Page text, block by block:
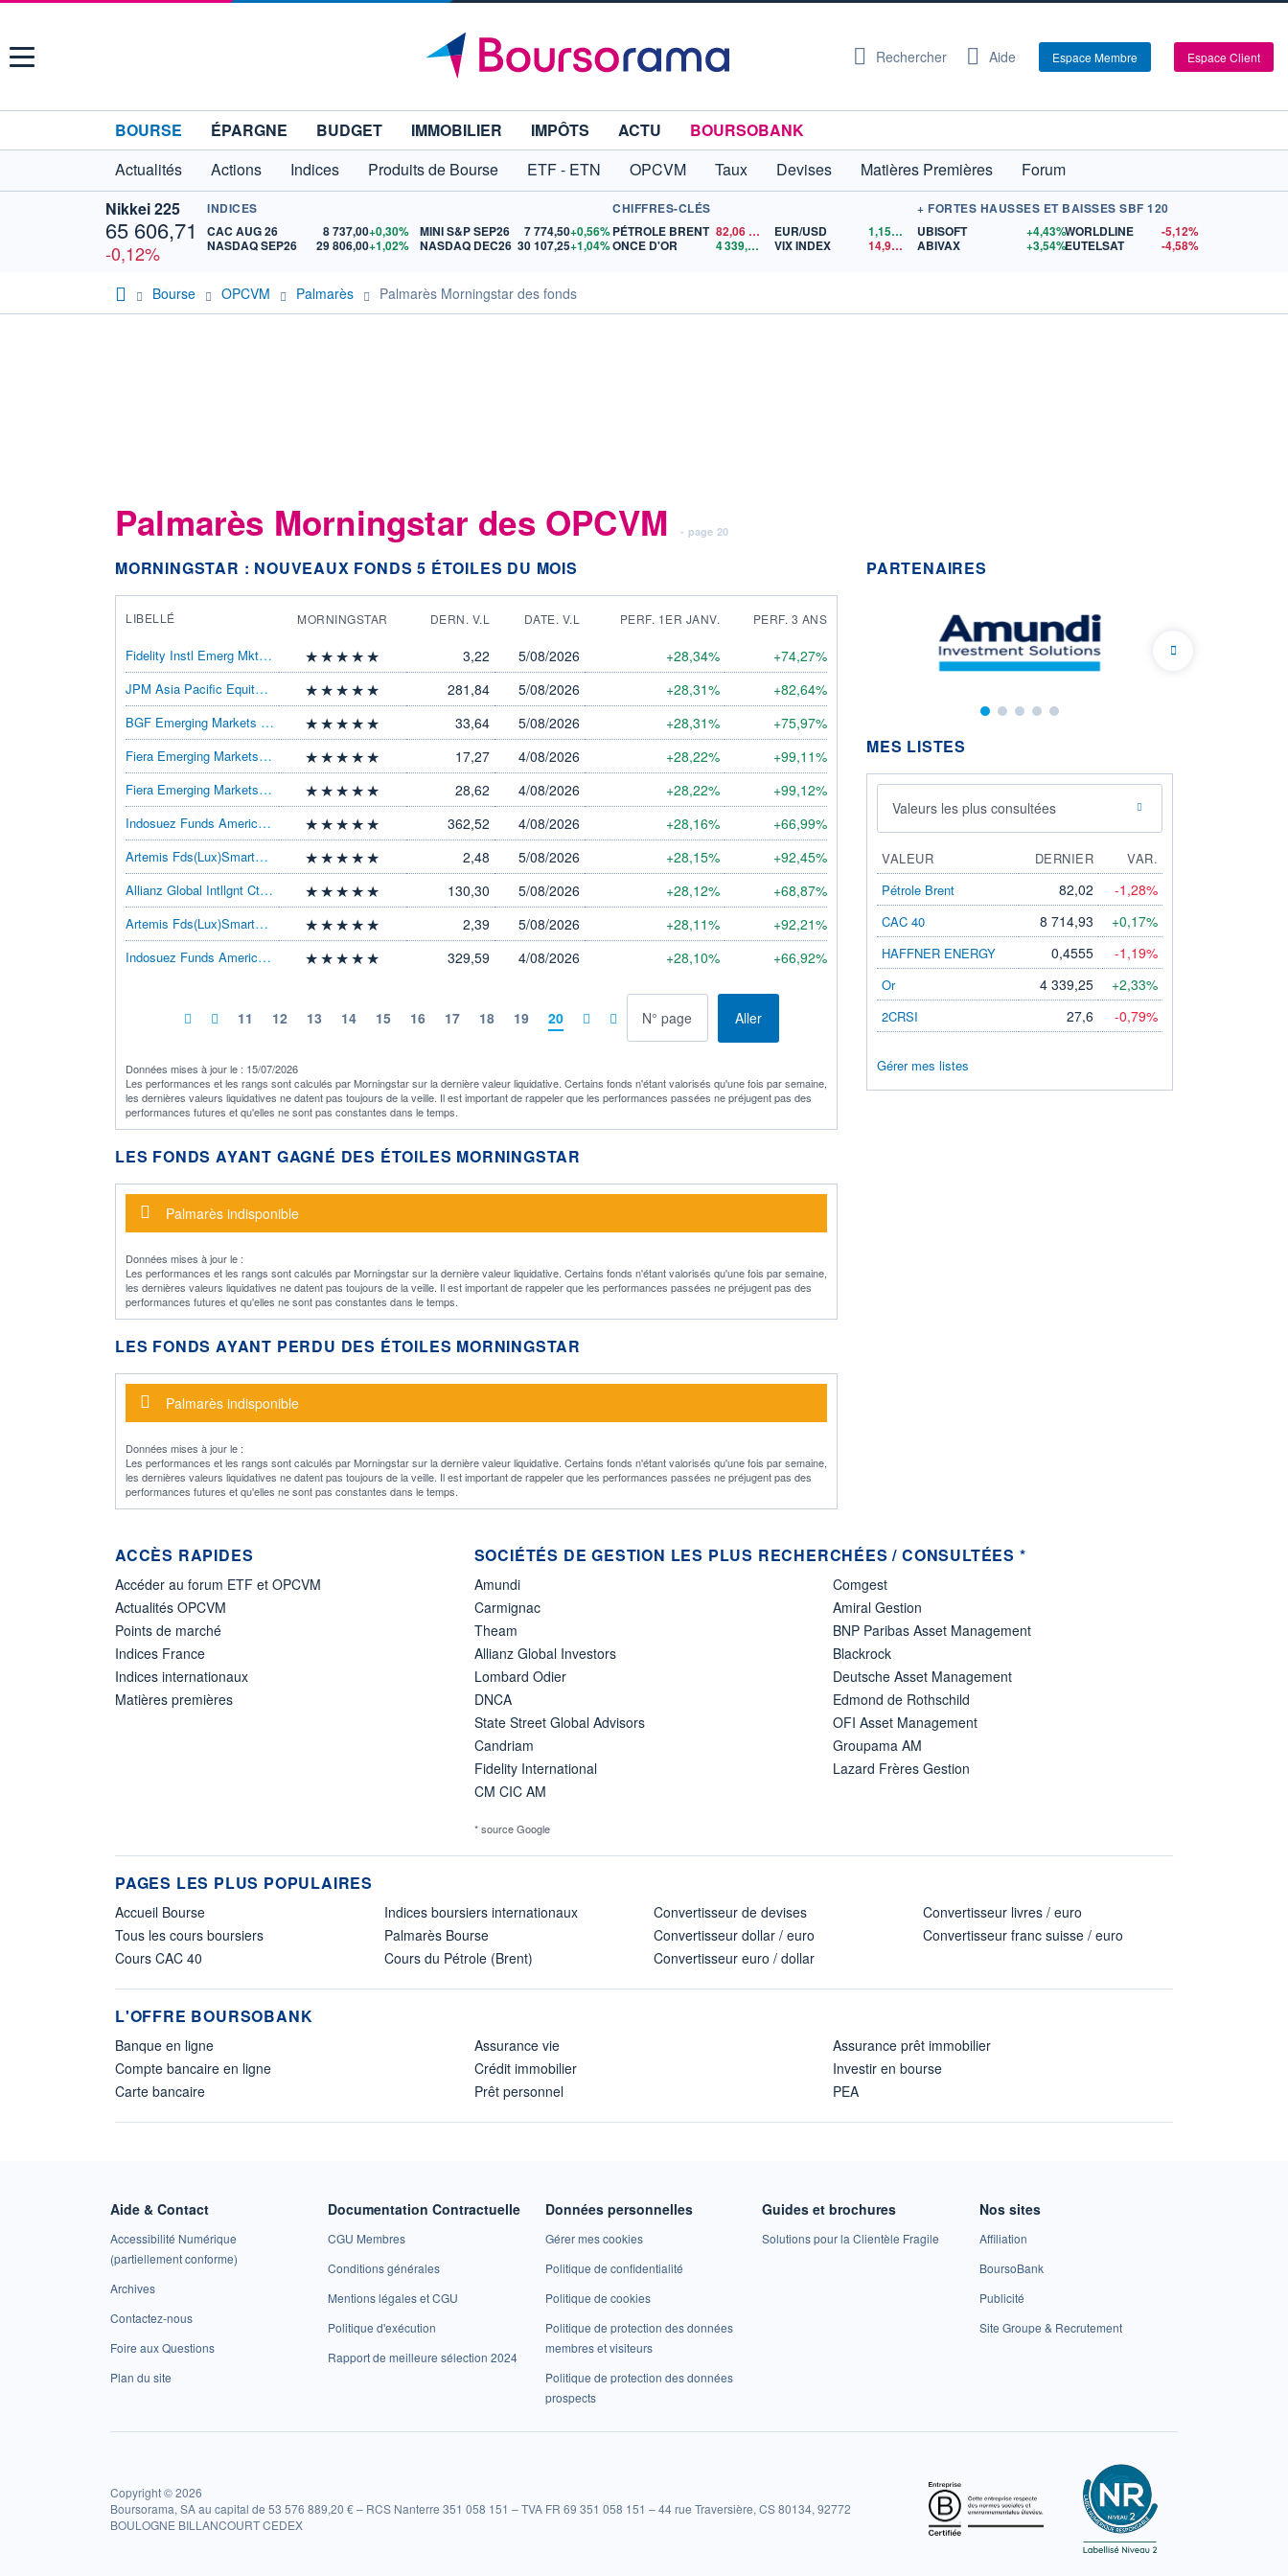
Menu Rechercher Aide Espace Membre Espace Client
BOURSE ÉPARGNE BUDGET IMMOBILIER IMPÔTS ACTU
BOURSOBANK
Actualités
Actions Indices Produits de Bourse ETF - ETN OPCVM Taux Devises Matières Premières
Forum
Nikkei 225
65 606,71
-0,12%
INDICES
CAC AUG 26
8 737,00+0,30%
NASDAQ SEP26
29 806,00+1,02%
MINI S&P SEP26 7 774,50+0,56%
NASDAQ DEC26 30 107,25+1,04%
CHIFFRES-CLÉS
PÉTROLE BRENT 82,06
ONCE D'OR
4 339,25 $US
EUR/USD 1,1557
$US
VIX INDEX
14,91$US
+ FORTES HAUSSES ET BAISSES SBF 120
UBISOFT
+4,43%
ABIVAX
+3,54%
WORLDLINE
-5,12%
EUTELSAT
-4,58%
Bourse OPCVM Palmarès Palmarès Morningstar des fonds
Palmarès Morningstar des OPCVM - page 20
MORNINGSTAR : NOUVEAUX FONDS 5 ÉTOILES DU MOIS
LIBELLÉ MORNINGSTAR DERN. V.L DATE. V.L PERF. 1ER JANV. PERF. 3 ANS
Fidelity Instl Emerg Mkts Retail Acc 3,22 5/08/2026 +28,34%
+74,27%
JPM Asia Pacific Equity C dist USD
281,84 5/08/2026 +28,31%
+82,64%
BGF Emerging Markets Eq Inc D2
33,64 5/08/2026 +28,31%
+75,97%
Fiera Emerging Markets Fund B Inc
17,27 4/08/2026 +28,22%
+99,11%
Fiera Emerging Markets Fund B Acc
28,62 4/08/2026 +28,22%
+99,12%
Indosuez Funds America Small&Mid Caps P
362,52 4/08/2026 +28,16%
+66,99%
Artemis Fds(Lux)SmartGARP GlblEM Eq IUSD
2,48 5/08/2026 +28,15%
+92,45%
Allianz Global Intllgnt Cts IncBMf2USD
130,30 5/08/2026 +28,12%
+68,87%
Artemis Fds(Lux)SmartGARP GlblEM Eq BUSD
2,39 5/08/2026 +28,11%
+92,21%
Indosuez Funds America Small&Mid Caps PE
329,59 4/08/2026 +28,10% +66,92%
11 12 13 14 15 16 17 18 19 20 Allerà la page
Données mises à jour le : 15/07/2026
Les performances et les rangs sont calculés par Morningstar sur la dernière valeur liquidative. Certains fonds n'étant valorisés qu'une fois par semaine,
les dernières valeurs liquidatives ne datent pas toujours de la veille. Il est important de rappeler que les performances passées ne préjugent pas des
performances futures et qu'elles ne sont pas constantes dans le temps.
LES FONDS AYANT GAGNÉ DES ÉTOILES MORNINGSTAR
Message d'alerte
Palmarès indisponible
Données mises à jour le :
Les performances et les rangs sont calculés par Morningstar sur la dernière valeur liquidative. Certains fonds n'étant valorisés qu'une fois par semaine,
les dernières valeurs liquidatives ne datent pas toujours de la veille. Il est important de rappeler que les performances passées ne préjugent pas des
performances futures et qu'elles ne sont pas constantes dans le temps.
LES FONDS AYANT PERDU DES ÉTOILES MORNINGSTAR
Message d'alerte
Palmarès indisponible
Données mises à jour le :
Les performances et les rangs sont calculés par Morningstar sur la dernière valeur liquidative. Certains fonds n'étant valorisés qu'une fois par semaine,
les dernières valeurs liquidatives ne datent pas toujours de la veille. Il est important de rappeler que les performances passées ne préjugent pas des
performances futures et qu'elles ne sont pas constantes dans le temps.
PARTENAIRES
MES LISTES
Valeurs les plus consultées
VALEUR DERNIER
VAR.
Pétrole Brent
82,02 -1,28%
CAC 40 8 714,93 +0,17%
HAFFNER ENERGY 0,4555 -1,19%
Or 4 339,25 +2,33%
2CRSI 27,6 -0,79%
Gérer mes listes
ACCÈS RAPIDES
Accéder au forum ETF et OPCVM
Actualités OPCVM
Points de marché
Indices France
Indices internationaux
Matières premières
SOCIÉTÉS DE GESTION LES PLUS RECHERCHÉES / CONSULTÉES *
Amundi
Carmignac
Theam
Allianz Global Investors
Lombard Odier
DNCA
State Street Global Advisors
Candriam
Fidelity International
CM CIC AM
Comgest
Amiral Gestion
BNP Paribas Asset Management
Blackrock
Deutsche Asset Management
Edmond de Rothschild
OFI Asset Management
Groupama AM
Lazard Frères Gestion
* source Google
PAGES LES PLUS POPULAIRES
Accueil Bourse
Tous les cours boursiers
Cours CAC 40
Indices boursiers internationaux
Palmarès Bourse
Cours du Pétrole (Brent)
Convertisseur de devises
Convertisseur dollar / euro
Convertisseur euro / dollar
Convertisseur livres / euro
Convertisseur franc suisse / euro
L'OFFRE BOURSOBANK
Banque en ligne
Compte bancaire en ligne
Carte bancaire
Assurance vie
Crédit immobilier
Prêt personnel
Assurance prêt immobilier
Investir en bourse
PEA
Aide & Contact
Accessibilité Numérique
(partiellement conforme)
Archives
Contactez-nous
Foire aux Questions
Plan du site
Documentation Contractuelle
CGU Membres
Conditions générales
Mentions légales et CGU
Politique d'exécution
Rapport de meilleure sélection 2024
Données personnelles
Gérer mes cookies
Politique de confidentialité
Politique de cookies
Politique de protection des données
membres et visiteurs
Politique de protection des données
prospects
Guides et brochures
Solutions pour la Clientèle Fragile
Nos sites
Affiliation
BoursoBank
Publicité
Site Groupe & Recrutement
Copyright © 2026
Boursorama, SA au capital de 53 576 889,20 € – RCS Nanterre 351 058 151 – TVA FR 69 351 058 151 – 44 rue Traversière, CS 80134, 92772
BOULOGNE BILLANCOURT CEDEX